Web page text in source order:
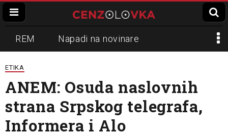
REM Napadi na novinare
Zvučni top
Propaganda Lokalni mediji
Informer Slavko Ćuruvija
ETIKA
ANEM: Osuda naslovnih
strana Srpskog telegrafa,
Informera i Alo